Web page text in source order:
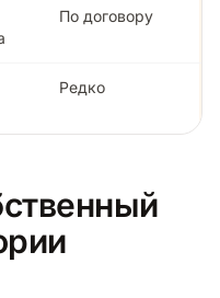
По договору
Редко